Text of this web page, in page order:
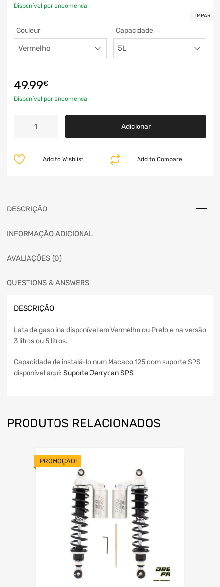
Disponível por encomenda
Couleur Capacidade
LIMPAR
49.99€
Disponível por encomenda
Adicionar
Add to Compare
Add to Wishlist
DESCRIÇÃO
INFORMAÇÃO ADICIONAL
AVALIAÇÕES (0)
QUESTIONS & ANSWERS
DESCRIÇÃO
Lata de gasolina disponível em Vermelho ou Preto e na versão
3 litros ou 5 litros.
Capacidade de instalá-lo num Macaco 125 com suporte SPS
disponível aqui: Suporte Jerrycan SPS
PRODUTOS RELACIONADOS
PROMOÇÃO!